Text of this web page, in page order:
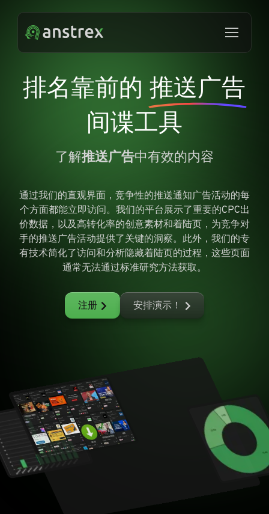
排名靠前的 推送广告
间谍工具
了解推送广告中有效的内容
通过我们的直观界面，竞争性的推送通知广告活动的每
个方面都能立即访问。我们的平台展示了重要的CPC出
价数据，以及高转化率的创意素材和着陆页，为竞争对
手的推送广告活动提供了关键的洞察。此外，我们的专
有技术简化了访问和分析隐藏着陆页的过程，这些页面
通常无法通过标准研究方法获取。
注册 安排演示！